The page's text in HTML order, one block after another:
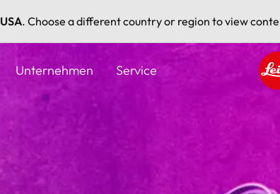
USA. Choose a different country or region to view
Unternehmen Service